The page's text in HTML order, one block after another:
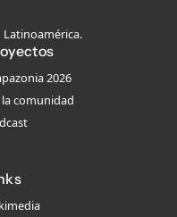
2026
la comunidad